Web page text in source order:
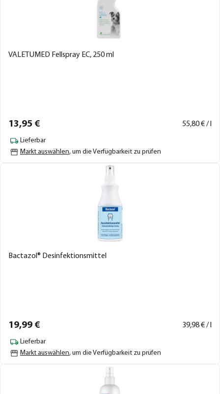
VALETUMED Fellspray EC, 250 ml
13,95 € 55,80€ / l
Lieferbar
Markt auswählen, um die Verfügbarkeit zu prüfen
Bactazol® Desinfektionsmittel
19,99 € 39,98€ / l
Lieferbar
Markt auswählen, um die Verfügbarkeit zu prüfen